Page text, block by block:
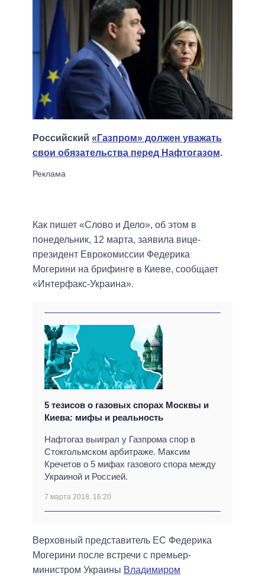
Российский «Газпром» должен уважать
свои обязательства перед Нафтогазом.
Как пишет «Слово и Дело», об этом в
понедельник, 12 марта, заявила вице-
президент Еврокомиссии Федерика
Могерини на брифинге в Киеве, сообщает
«Интерфакс-Украина».
5 тезисов о газовых спорах Москвы и
Киева: мифы и реальность
Нафтогаз выиграл у Газпрома спор в
Стокгольмском арбитраже. Максим
Кречетов о 5 мифах газового спора между
Украиной и Россией.
7 марта 2018, 16:20
Верховный представитель ЕС Федерика
Могерини после встречи с премьер-
министром Украины Владимиром